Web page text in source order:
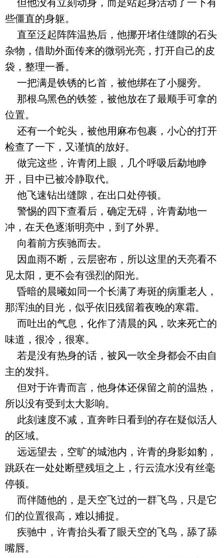
但他没有立刻动身，而是站起身活动了一下有
些僵直的身躯。
直至泛起阵阵温热后，他挪开堵住缝隙的石头
杂物，借助外面传来的微弱光亮，打开自己的皮
袋，整理一番。
一把满是铁锈的匕首，被他绑在了小腿旁。
那根乌黑色的铁签，被他放在了最顺手可拿的
位置。
还有一个蛇头，被他用麻布包裹，小心的打开
检查了一下，又谨慎的放好。
做完这些，许青闭上眼，几个呼吸后勐地睁
开，目中已被冷静取代。
他飞速钻出缝隙，在出口处停顿。
警惕的四下查看后，确定无碍，许青勐地一
冲，在天色逐渐明亮中，到了外界。
向着前方疾驰而去。
因血雨不断，云层密布，所以这里的天亮看不
见太阳，更不会有强烈的阳光。
昏暗的晨曦如同一个长满了寿斑的病重老人，
那浑浊的目光，似乎依旧残留着夜晚的寒霜。
而吐出的气息，化作了清晨的风，吹来死亡的
味道，很冷，很寒。
若是没有热身的话，被风一吹全身都会不由自
主的发抖。
但对于许青而言，他身体还保留之前的温热，
所以没有受到太大影响。
此刻速度不减，直奔昨日看到的存在疑似活人
的区域。
远远望去，空旷的城池内，许青的身影如豹，
跳跃在一处处断壁残垣之上，行云流水没有丝毫
停顿。
而伴随他的，是天空飞过的一群飞鸟，只是它
们的位置很高，难以捕捉。
疾驰中，许青抬头看了眼天空的飞鸟，舔了舔
嘴唇。